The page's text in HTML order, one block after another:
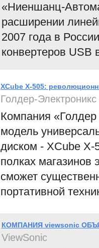
«Ниеншанц-
расширении
2007 года в
конвертеров USB
XCube X-505:
Голдер-Электроникс
Компания
модель
диском - XCube X-
полках магазинов
сможет
портативной
КОМПАНИЯ viewsonic
ViewSonic